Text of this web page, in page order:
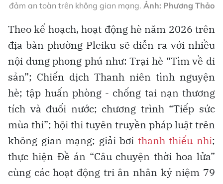
đảm an toàn trên không gian mạng. Ảnh: Phương Thảo
Theo kế hoạch, hoạt động hè năm 2026 trên
địa bàn phường Pleiku sẽ diễn ra với nhiều
nội dung phong phú như: Trại hè “Tìm về di
sản”; Chiến dịch Thanh niên tình nguyện
hè; tập huấn phòng - chống tai nạn thương
tích và đuối nước; chương trình “Tiếp sức
mùa thi”; hội thi tuyên truyền pháp luật trên
không gian mạng; giải bơi thanh thiếu nhi;
thực hiện Đề án “Câu chuyện thời hoa lửa”
cùng các hoạt động tri ân nhân kỷ niệm 79